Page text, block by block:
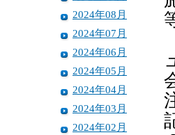
2024年08月
2024年07月
2024年06月
2024年05月
2024年04月
2024年03月
2024年02月